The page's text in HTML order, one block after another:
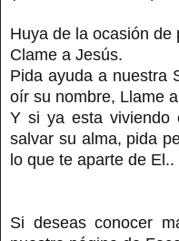
Huya de la ocasión de
Clame a Jesús.
Pida ayuda a nuestra
oír su nombre, Llame
Y si ya esta viviendo
salvar su alma, pida
lo que te aparte de
Si deseas conocer